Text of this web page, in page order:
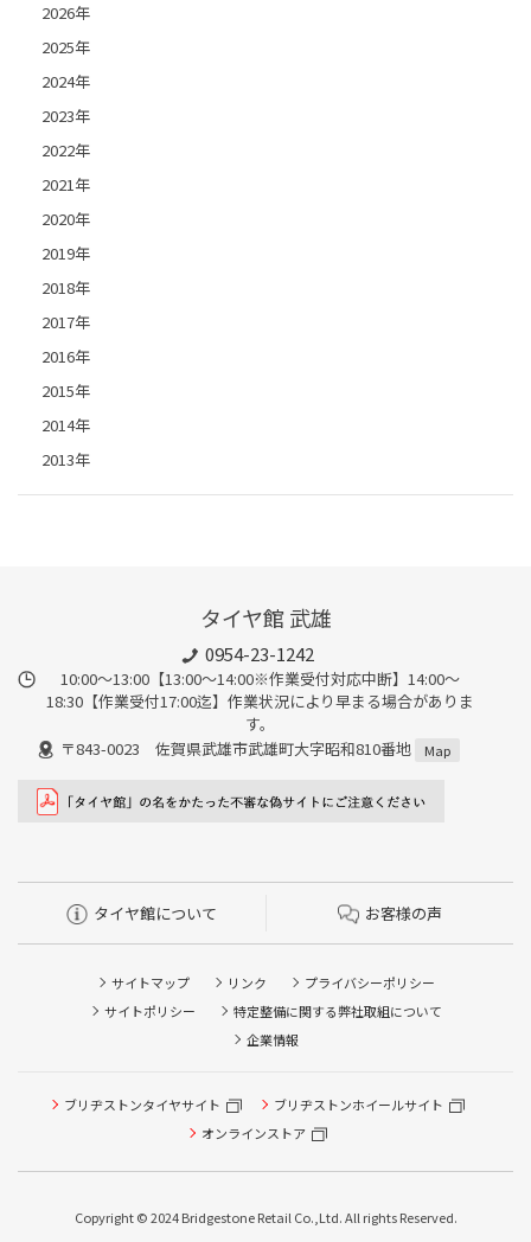
2026年
2025年
2024年
2023年
2022年
2021年
2020年
2019年
2018年
2017年
2016年
2015年
2014年
2013年
タイヤ館 武雄
0954-23-1242
10:00～13:00【13:00～14:00※作業受付対応中断】14:00～
18:30【作業受付17:00迄】作業状況により早まる場合がありま
す。
〒843-0023 佐賀県武雄市武雄町大字昭和810番地
Map
タイヤ館について お客様の声
サイトマップ リンク
プライバシーポリシー
サイトポリシー
特定整備に関する弊社取組について
企業情報
ブリヂストンタイヤサイト
ブリヂストンホイールサイト
オンラインストア
Copyright © 2024 Bridgestone Retail Co.,Ltd. All rights Reserved.
タイヤ点検・安全点検/タイヤ履き替え/オイル交換/その他
ピット作業の予約
本日のタイヤ履き替え順番待ち予約 ※クローク契約会員の